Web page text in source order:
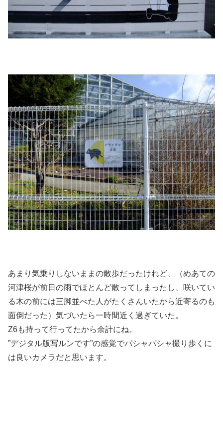
あまり気乗りしないままの散歩だったけれど、（めあての
河津桜が前日の雨でほとんど散ってしまったし、咲いてい
る木の前には三脚並べた人がたくさんいたから近寄るのも
面倒だった）気づいたら一時間近く過ぎていた。
Z6も持って行ってたから余計にね。
”デジタル版写ルンです”の感覚でパシャパシャ撮り歩くに
は良いカメラだと思います。